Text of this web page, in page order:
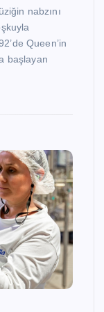
nabzını
Queen’in
başlayan